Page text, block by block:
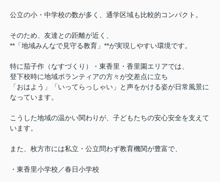
公立の小・中学校の数が多く、通学区域も比較的コンパクト。
そのため、友達との距離が近く、
**「地域みんなで見守る教育」**が実現しやすい環境です。
特に茄子作（なすづくり）・東香里・香里園エリアでは、
登下校時に地域ボランティアの方々が交差点に立ち
「おはよう」「いってらっしゃい」と声をかける姿が日常風景に
なっています。
こうした地域の温かい関わりが、子どもたちの安心安全を支えて
います。
また、枚方市には私立・公立問わず教育機関が豊富で、
・東香里小学校／春日小学校